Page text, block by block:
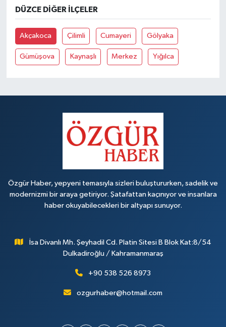
DÜZCE DIĞER İLÇELER
Akçakoca Çilimli Cumayeri Gölyaka
Gümüşova Kaynaşlı Merkez Yığılca
Özgür Haber, yepyeni temasıyla sizleri buluştururken, sadelik ve
modernizmi bir araya getiriyor. Şatafattan kaçınıyor ve insanlara
haber okuyabilecekleri bir altyapı sunuyor.
İsa Divanlı Mh. Şeyhadil Cd. Platin Sitesi B Blok Kat:8/54
Dulkadiroğlu / Kahramanmaraş
+90 538 526 8973
ozgurhaber@hotmail.com